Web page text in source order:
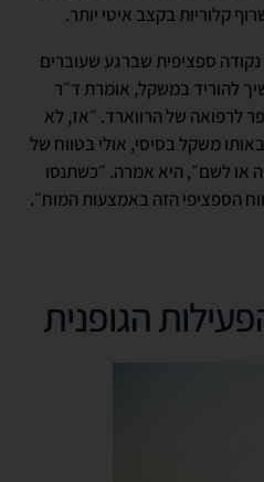
קלוריות בקצב איטי יותר.
ספציפית שברגע שעוברים
להוריד במשקל, אומרת ד״ר
לרפואה של הרווארד. ״אז, לא
משקל בסיסי, אולי בטווח של
או לשם״, היא אמרה. ״כשתנסו
הספציפי הזה באמצעות המוח״.
הגופנית